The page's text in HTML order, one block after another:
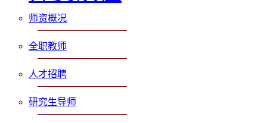
师资概况
全职教师
人才招聘
研究生导师